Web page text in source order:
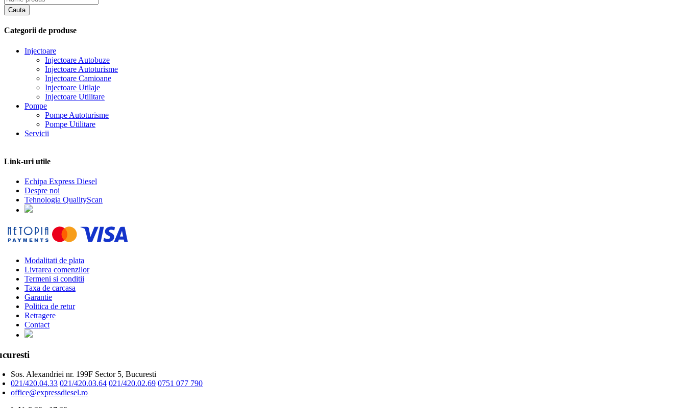
Categorii de produse
Injectoare
Injectoare Autobuze
Injectoare Autoturisme
Injectoare Camioane
Injectoare Utilaje
Injectoare Utilitare
Pompe
Pompe Autoturisme
Pompe Utilitare
Servicii
Link-uri utile
Echipa Express Diesel
Despre noi
Tehnologia QualityScan
Modalitati de plata
Livrarea comenzilor
Termeni si conditii
Taxa de carcasa
Garantie
Politica de retur
Retragere
Contact
Sos. Alexandriei nr. 199F Sector 5, Bucuresti
021/420.04.33 021/420.03.64 021/420.02.69 0751 077 790
office@expressdiesel.ro